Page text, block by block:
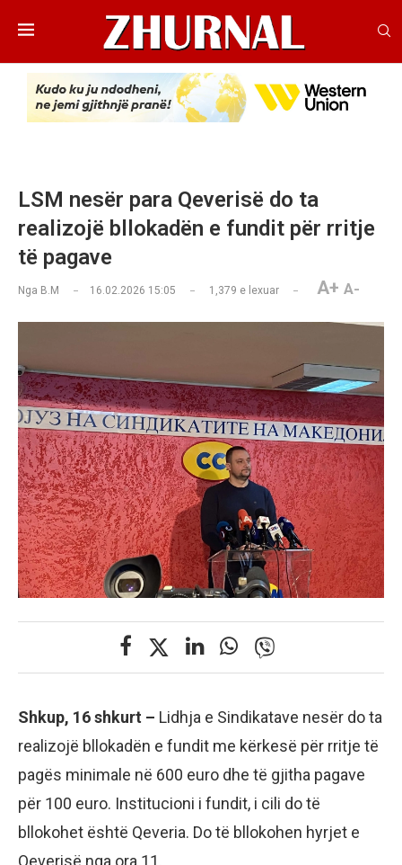
LSM nesër para Qeverisë do ta
realizojë bllokadën e fundit për rritje
të pagave
Nga B.M 16.02.2026 15:05 1,379 e lexuar A+ A-
Shkup, 16 shkurt – Lidhja e Sindikatave nesër do ta
realizojë bllokadën e fundit me kërkesë për rritje të
pagës minimale në 600 euro dhe të gjitha pagave
për 100 euro. Institucioni i fundit, i cili do të
bllokohet është Qeveria. Do të bllokohen hyrjet e
Qeverisë nga ora 11.